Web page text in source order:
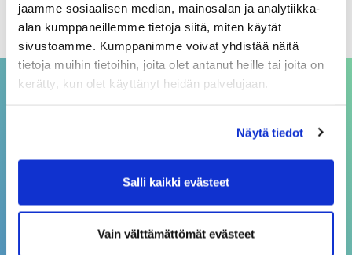
jaamme sosiaalisen median, mainosalan ja analytiikka-
alan kumppaneillemme tietoja siitä, miten käytät
sivustoamme. Kumppanimme voivat yhdistää näitä
tietoja muihin tietoihin, joita olet antanut heille tai joita on
kerätty, kun olet käyttänyt heidän palvelujaan.
Näytä tiedot
Salli kaikki evästeet
Vain välttämättömät evästeet
kesäkuu 2026
p. 08 3148 190